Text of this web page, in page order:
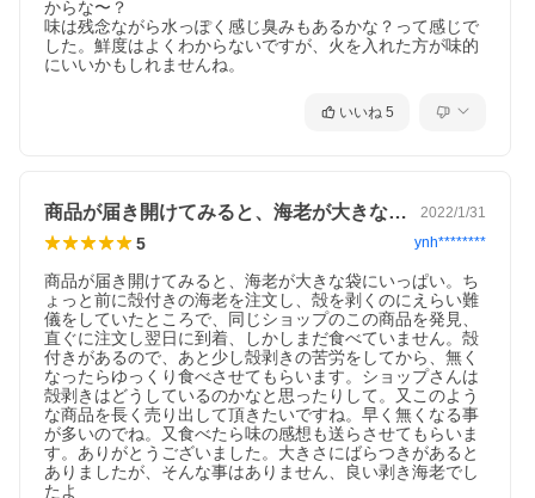
からな〜？
味は残念ながら水っぽく感じ臭みもあるかな？って感じで
した。鮮度はよくわからないですが、火を入れた方が味的
にいいかもしれませんね。
いいね 5
商品が届き開けてみると、海老が大きな袋… 2022/1/31
5 ynh********
商品が届き開けてみると、海老が大きな袋にいっぱい。ち
ょっと前に殻付きの海老を注文し、殻を剥くのにえらい難
儀をしていたところで、同じショップのこの商品を発見、
直ぐに注文し翌日に到着、しかしまだ食べていません。殻
付きがあるので、あと少し殻剥きの苦労をしてから、無く
なったらゆっくり食べさせてもらいます。ショップさんは
殻剥きはどうしているのかなと思ったりして。又このよう
な商品を長く売り出して頂きたいですね。早く無くなる事
が多いのでね。又食べたら味の感想も送らさせてもらいま
す。ありがとうございました。大きさにばらつきがあると
ありましたが、そんな事はありません、良い剥き海老でし
たよ